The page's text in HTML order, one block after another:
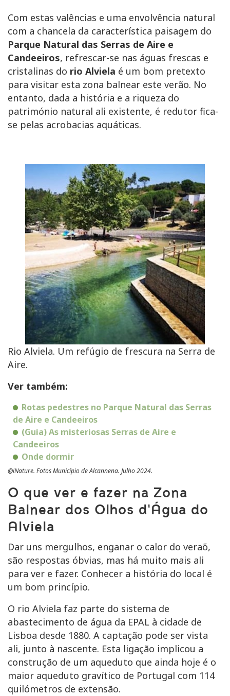
Com estas valências e uma envolvência natural
com a chancela da característica paisagem do
Parque Natural das Serras de Aire e
Candeeiros, refrescar-se nas águas frescas e
cristalinas do rio Alviela é um bom pretexto
para visitar esta zona balnear este verão. No
entanto, dada a história e a riqueza do
património natural ali existente, é redutor fica-
se pelas acrobacias aquáticas.
Rio Alviela. Um refúgio de frescura na Serra de
Aire.
Ver também:
Rotas pedestres no Parque Natural das Serras
de Aire e Candeeiros
(Guia) As misteriosas Serras de Aire e
Candeeiros
Onde dormir
@iNature. Fotos Município de Alcannena. Julho 2024.
O que ver e fazer na Zona
Balnear dos Olhos d'Água do
Alviela
Dar uns mergulhos, enganar o calor do veraõ,
são respostas óbvias, mas há muito mais ali
para ver e fazer. Conhecer a história do local é
um bom princípio.
O rio Alviela faz parte do sistema de
abastecimento de água da EPAL à cidade de
Lisboa desde 1880. A captação pode ser vista
ali, junto à nascente. Esta ligação implicou a
construção de um aqueduto que ainda hoje é o
maior aqueduto gravítico de Portugal com 114
quilómetros de extensão.